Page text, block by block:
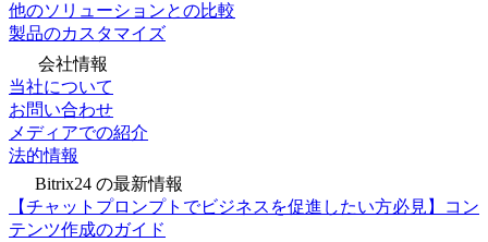
他のソリューションとの比較
製品のカスタマイズ
会社情報
当社について
お問い合わせ
メディアでの紹介
法的情報
Bitrix24 の最新情報
【チャットプロンプトでビジネスを促進したい方必見】コン
テンツ作成のガイド